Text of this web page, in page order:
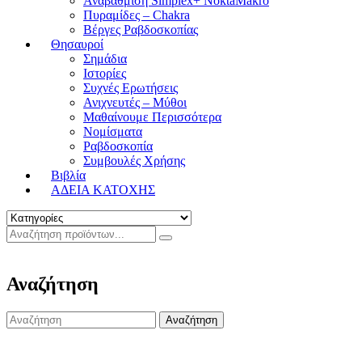
Πυραμίδες – Chakra
Βέργες Ραβδοσκοπίας
Θησαυροί
Σημάδια
Ιστορίες
Συχνές Ερωτήσεις
Ανιχνευτές – Μύθοι
Μαθαίνουμε Περισσότερα
Νομίσματα
Ραβδοσκοπία
Συμβουλές Χρήσης
Βιβλία
ΑΔΕΙΑ ΚΑΤΟΧΗΣ
Αναζήτηση
Search
for: